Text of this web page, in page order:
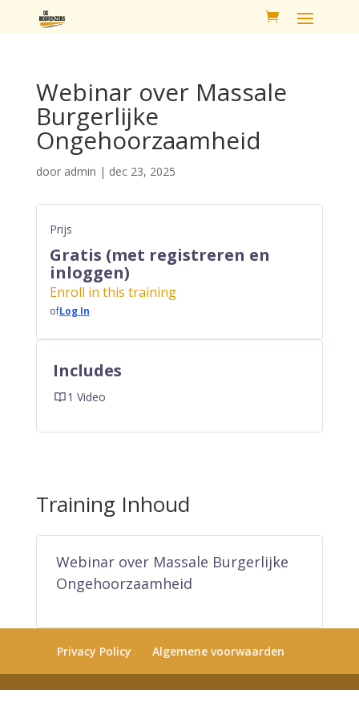
Webinar over Massale
Burgerlijke
Ongehoorzaamheid
door admin | dec 23, 2025
Training Inhoud
Webinar over Massale Burgerlijke
Ongehoorzaamheid
Prijs
Gratis (met registreren en
inloggen)
Enroll in this training
ofLog In
Includes
1 Video
Privacy Policy Algemene voorwaarden